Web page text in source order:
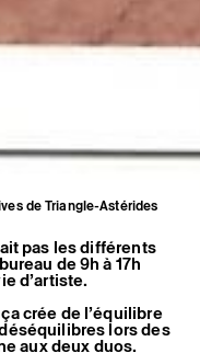
de Triangle-Astérides
pas les différents
de 9h à 17h
d’artiste.
crée de l’équilibre
lors des
aux deux duos.